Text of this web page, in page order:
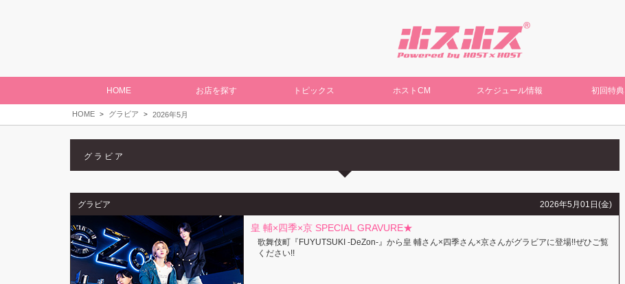
HOME お店を探す トピックス ホストCM スケジュール情報 初回特典
HOME グラビア 2026年5月
グラビア
グラビア 2026年5月01日(金)
皇 輔×四季×京 SPECIAL GRAVURE★
歌舞伎町『FUYUTSUKI -DeZon-』から皇 輔さん×四季さん×京さんがグラビアに登場!!ぜひご覧
ください!!